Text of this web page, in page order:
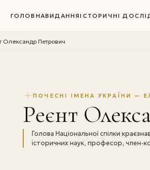
ГОЛОВНАВИДАННЯ ІСТОРИЧНІ
Олександр Петрович
ПОЧЕСНІ ІМЕНА УКРАЇНИ —
Реєнт
Голова Національної спілки
історичних наук, професор, член-